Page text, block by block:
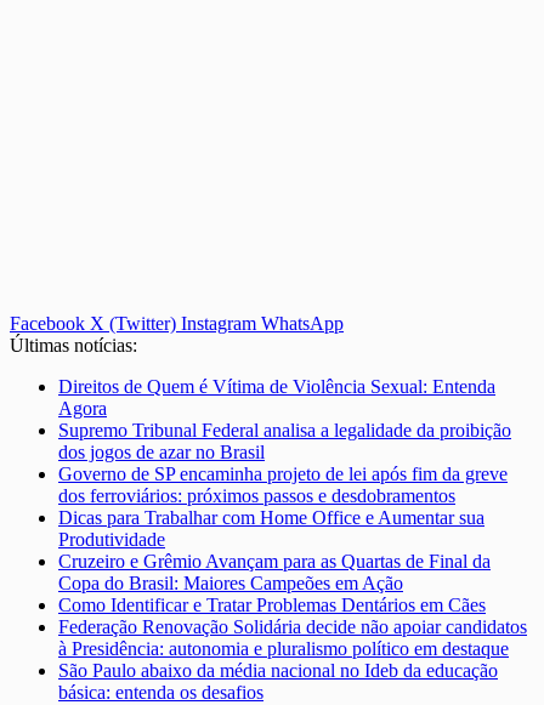
Facebook X (Twitter) Instagram WhatsApp
Últimas notícias:
Direitos de Quem é Vítima de Violência Sexual: Entenda
Agora
Supremo Tribunal Federal analisa a legalidade da proibição
dos jogos de azar no Brasil
Governo de SP encaminha projeto de lei após fim da greve
dos ferroviários: próximos passos e desdobramentos
Dicas para Trabalhar com Home Office e Aumentar sua
Produtividade
Cruzeiro e Grêmio Avançam para as Quartas de Final da
Copa do Brasil: Maiores Campeões em Ação
Como Identificar e Tratar Problemas Dentários em Cães
Federação Renovação Solidária decide não apoiar candidatos
à Presidência: autonomia e pluralismo político em destaque
São Paulo abaixo da média nacional no Ideb da educação
básica: entenda os desafios